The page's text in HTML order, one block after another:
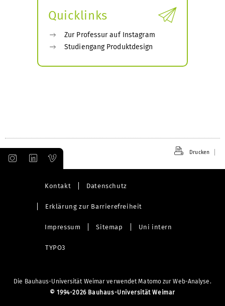
Quicklinks
Zur Professur auf Instagram
Studiengang Produktdesign
Drucken
Kontakt Datenschutz
Erklärung zur Barrierefreiheit
Impressum Sitemap Uni intern
TYPO3
Die Bauhaus-Universität Weimar verwendet Matomo zur Web-Analyse.
© 1994-2026 Bauhaus-Universität Weimar